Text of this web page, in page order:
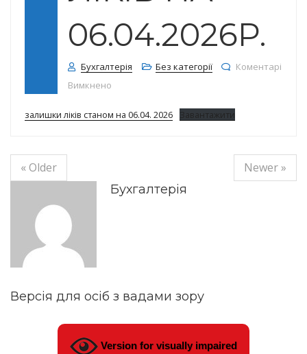
06.04.2026Р.
Бухгалтерія Без категорії
Коментарі
Вимкнено
залишки ліків станом на 06.04. 2026 Завантажити
« Older
Newer »
Бухгалтерія
Версія для осіб з вадами зору
Version for visually impaired